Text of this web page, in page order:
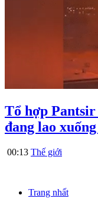
Tổ hợp
đang lao
00:13 Thế giới
Trang nhất